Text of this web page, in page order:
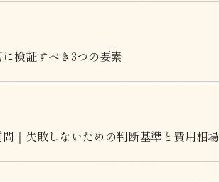
検証すべき3つの要素
｜失敗しないための判断基準と費用相場